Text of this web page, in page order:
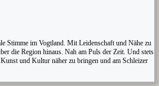
Stimme im Vogtland. Mit Leidenschaft und Nähe zu
die Region hinaus. Nah am Puls der Zeit. Und stets
und Kultur näher zu bringen und am Schleizer